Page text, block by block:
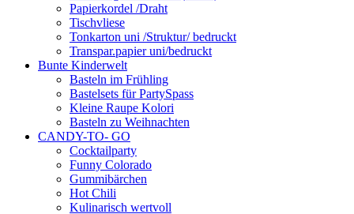
Papierkordel /Draht
Tischvliese
Tonkarton uni /Struktur/ bedruckt
Transpar.papier uni/bedruckt
Bunte Kinderwelt
Basteln im Frühling
Bastelsets für PartySpass
Kleine Raupe Kolori
Basteln zu Weihnachten
CANDY-TO- GO
Cocktailparty
Funny Colorado
Gummibärchen
Hot Chili
Kulinarisch wertvoll